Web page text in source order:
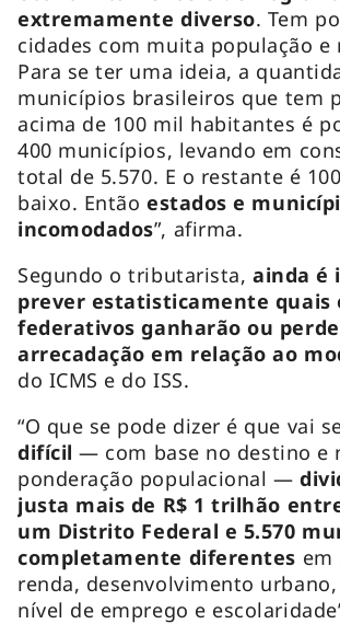
extremamente diverso. Tem
cidades com muita população e
Para se ter uma ideia, a
municípios brasileiros que tem
acima de 100 mil habitantes é
400 municípios, levando em
total de 5.570. E o restante é
baixo. Então estados e
incomodados”, afirma.
Segundo o tributarista, ainda é
prever estatisticamente quais
federativos ganharão ou
arrecadação em relação ao
do ICMS e do ISS.
“O que se pode dizer é que vai
difícil— com base no destino e
ponderação populacional —
justa mais de R$ 1 trilhão
um Distrito Federal e 5.570
completamente diferentes em
renda, desenvolvimento
nível de emprego e